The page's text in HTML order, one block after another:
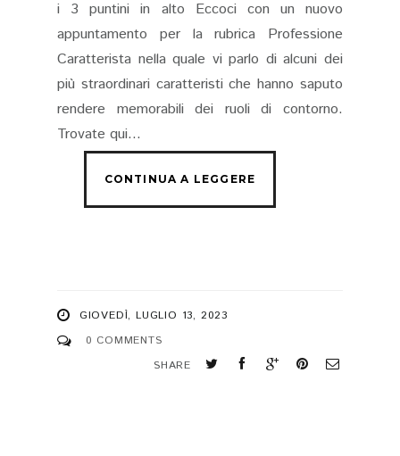
i 3 puntini in alto Eccoci con un nuovo
appuntamento per la rubrica Professione
Caratterista nella quale vi parlo di alcuni dei
più straordinari caratteristi che hanno saputo
rendere memorabili dei ruoli di contorno.
Trovate qui...
GIOVEDÌ, LUGLIO 13, 2023
0 COMMENTS
SHARE